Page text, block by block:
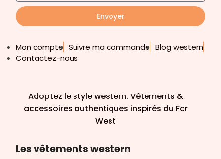
Envoyer
Mon compte Suivre ma commande Blog western
Contactez-nous
Adoptez le style western. Vêtements &
accessoires authentiques inspirés du Far
West
Les vêtements western